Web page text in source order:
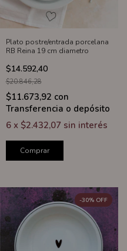
Plato postre/entrada porcelana
RB Reina 19 cm diametro
$14.592,40
$20.846,28
$11.673,92 con
Transferencia o depósito
6 x $2.432,07 sin interés
Comprar
-30% OFF